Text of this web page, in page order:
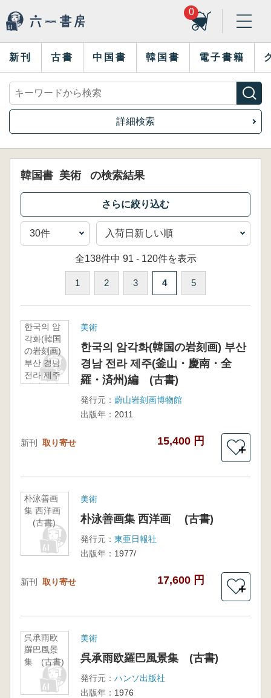
0
新刊 古書 中国書 韓国書 電子書籍
詳細検索
韓国書 美術 の検索結果
全138件中 91 - 120件を表示
1 2 3 4 5
한국의 암
각화(韓国
の岩刻画)
부산 경남
전라 제주
(釜山・慶
美術
한국의 암각화(韓国の岩刻画) 부산
경남 전라 제주(釜山・慶南・全
羅・済州)編 (古書)
発行元： 蔚山岩刻画博物館
出版年： 2011
新刊 取り寄せ 15,400 円
＋
朴泳善画
集 西洋画
(古書)
美術
朴泳善画集 西洋画 (古書)
発行元： 東亜日報社
出版年： 1977/
新刊 取り寄せ 17,600 円
＋
呉承雨欧
羅巴風景
集 (古書)
美術
呉承雨欧羅巴風景集 (古書)
発行元： ハンソ出版社
出版年： 1976